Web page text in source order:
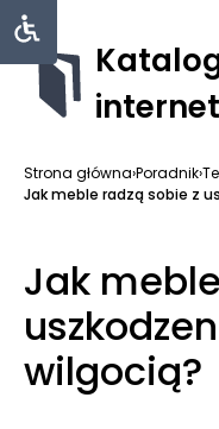
Strona główna›Poradnik›
Jak meble radzą sobie z
Jak
wilgocią?